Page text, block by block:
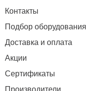
Контакты
Подбор оборудования
Доставка и оплата
Акции
Сертификаты
Производители